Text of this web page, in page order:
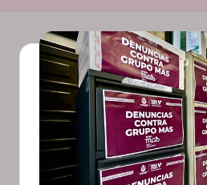
g
o
I
n
f
o